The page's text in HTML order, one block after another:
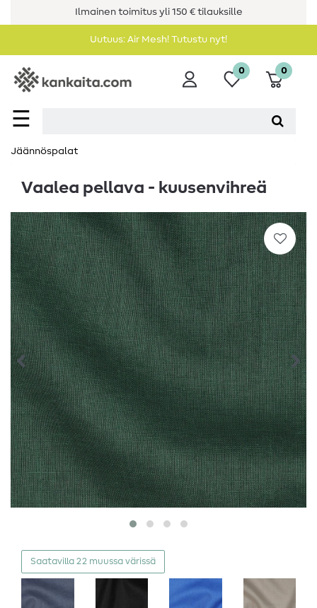
Ilmainen toimitus yli 150 € tilauksille
Uutuus: Air Mesh! Tutustu nyt!
☰
0 0
Jäännöspalat
Vaalea pellava - kuusenvihreä
Saatavilla 22 muussa värissä